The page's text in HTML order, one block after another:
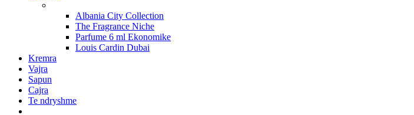
Albania City Collection
The Fragrance Niche
Parfume 6 ml Ekonomike
Louis Cardin Dubai
Kremra
Vajra
Sapun
Cajra
Te ndryshme